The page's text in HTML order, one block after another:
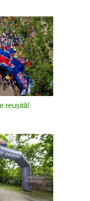
reușită!